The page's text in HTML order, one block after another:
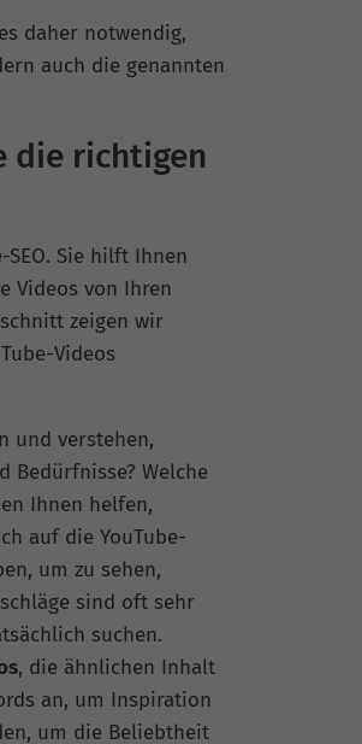
daher notwendig,
auch die genannten
die richtigen
Sie hilft Ihnen
Videos von Ihren
zeigen wir
Videos
und verstehen,
Bedürfnisse? Welche
Ihnen helfen,
auf die YouTube-
um zu sehen,
sind oft sehr
suchen.
, die ähnlichen Inhalt
an, um Inspiration
um die Beliebtheit